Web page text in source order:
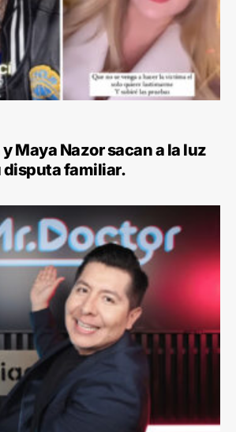
Maya Nazor sacan a la luz
disputa familiar.